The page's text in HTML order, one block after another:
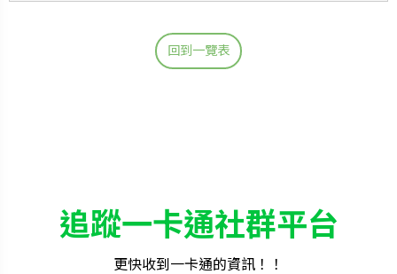
回到一覽表
追蹤一卡通社群平台
更快收到一卡通的資訊！！